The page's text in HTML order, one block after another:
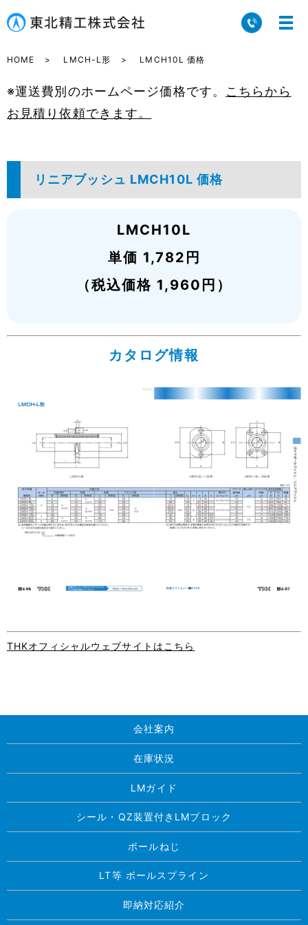
HOME LMCH-L形 LMCH10L 価格
※運送費別のホームページ価格です。 こちらから
お見積り依頼できます。
リニアブッシュ LMCH10L 価格
LMCH10L
単価 1,782円
（税込価格 1,960円）
カタログ情報
THKオフィシャルウェブサイトはこちら
会社案内
在庫状況
LMガイド
シール・QZ装置付きLMブロック
ボールねじ
LT等 ボールスプライン
即納対応紹介